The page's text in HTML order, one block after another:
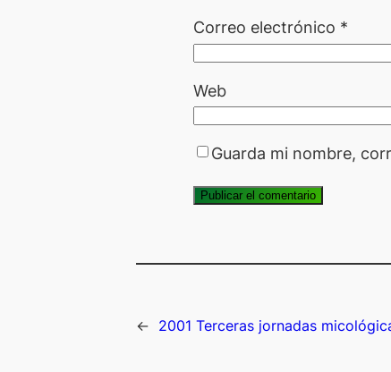
Correo electrónico *
Web
Guarda mi nombre,
← 2001 Terceras jornadas